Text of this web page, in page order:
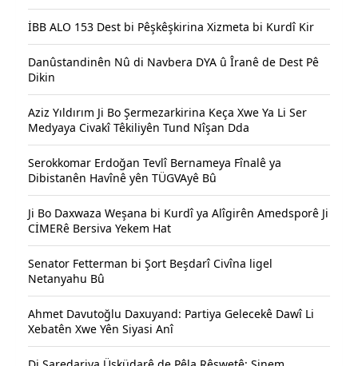
İBB ALO 153 Dest bi Pêşkêşkirina Xizmeta bi Kurdî Kir
Danûstandinên Nû di Navbera DYA û Îranê de Dest Pê
Dikin
Aziz Yıldırım Ji Bo Şermezarkirina Keça Xwe Ya Li Ser
Medyaya Civakî Têkiliyên Tund Nîşan Dda
Serokkomar Erdoğan Tevlî Bernameya Fînalê ya
Dibistanên Havînê yên TÜGVAyê Bû
Ji Bo Daxwaza Weşana bi Kurdî ya Alîgirên Amedsporê Ji
CİMERê Bersiva Yekem Hat
Senator Fetterman bi Şort Beşdarî Civîna ligel
Netanyahu Bû
Ahmet Davutoğlu Daxuyand: Partiya Gelecekê Dawî Li
Xebatên Xwe Yên Siyasi Anî